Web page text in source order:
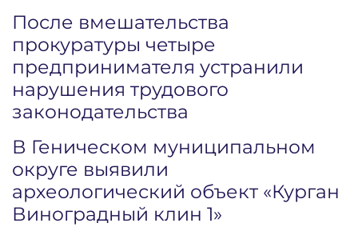
После вмешательства
прокуратуры четыре
предпринимателя устранили
нарушения трудового
законодательства
В Геническом муниципальном
округе выявили
археологический объект «Курган
Виноградный клин 1»